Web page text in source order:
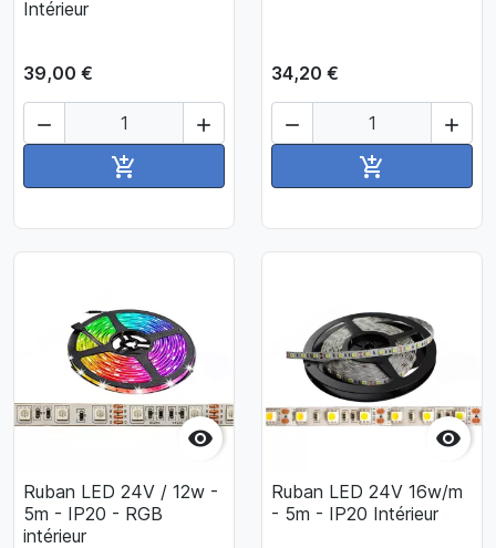
Intérieur
39,00 €
 

34,20 €
 


Ruban LED 24V / 12w -
5m - IP20 - RGB
intérieur

Ruban LED 24V 16w/m
- 5m - IP20 Intérieur